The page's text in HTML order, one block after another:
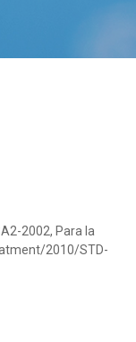
2002, Para la
2010/STD-